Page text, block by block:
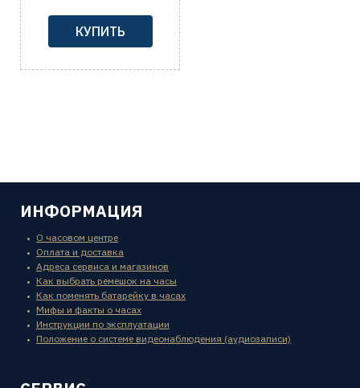
КУПИТЬ
ИНФОРМАЦИЯ
О часовом центре
Оплата и доставка
Адреса сервиса и магазинов
Как выбрать ремешок на часы
Как поменять батарейку в часах
Мифы и факты о часах
Инструкции по эксплуатации
Положение о системе видеонаблюдения (аудиозаписи)